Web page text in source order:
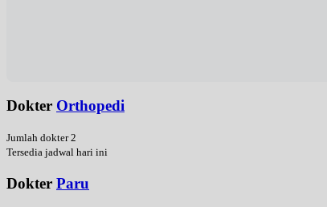
Dokter Orthopedi
Jumlah dokter 2
Tersedia jadwal hari ini
Dokter Paru